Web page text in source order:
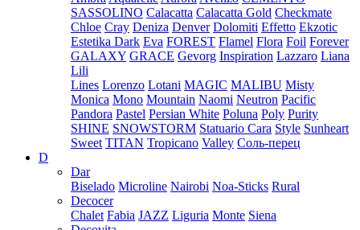
SASSOLINO Calacatta Calacatta Gold Checkmate
Chloe Cray Deniza Denver Dolomiti Effetto Ekzotic
Estetika Dark Eva FOREST Flamel Flora Foil Forever
GALAXY GRACE Gevorg Inspiration Lazzaro Liana
Lili
Lines Lorenzo Lotani MAGIC MALIBU Misty
Monica Mono Mountain Naomi Neutron Pacific
Pandora Pastel Persian White Poluna Poly Purity
SHINE SNOWSTORM Statuario Cara Style Sunheart
Sweet TITAN Tropicano Valley Соль-перец
D
Dar
Biselado Microline Nairobi Noa-Sticks Rural
Decocer
Chalet Fabia JAZZ Liguria Monte Siena